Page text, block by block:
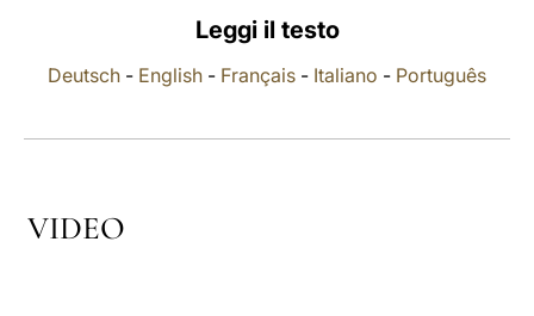
Leggi il testo
Deutsch - English - Français - Italiano - Português
VIDEO